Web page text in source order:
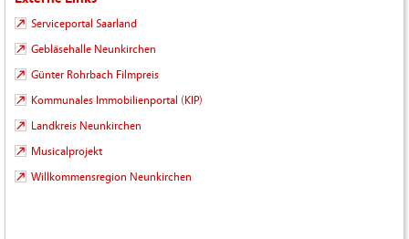
Serviceportal Saarland
Gebläsehalle Neunkirchen
Günter Rohrbach Filmpreis
Kommunales Immobilienportal (KIP)
Landkreis Neunkirchen
Musicalprojekt
Willkommensregion Neunkirchen